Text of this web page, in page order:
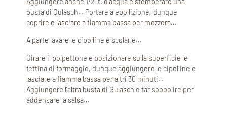
busta di Gulasch… Portare a ebollizione, dunque
coprire e lasciare a fiamma bassa per mezzora…
A parte lavare le cipolline e scolarle…
Girare il polpettone e posizionare sulla superficie le
fettina di formaggio, dunque aggiungere le cipolline e
lasciare a fiamma bassa per altri 30 minuti…
Aggiungere l’altra busta di Gulasch e far sobbolire per
addensare la salsa…